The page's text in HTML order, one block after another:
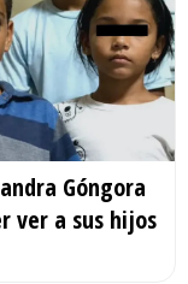
Góngora
ver a sus hijos